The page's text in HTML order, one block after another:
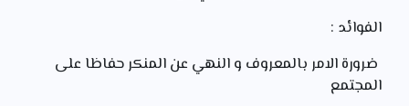
الفوائد :
ضرورة الامر بالمعروف و النهي عن المنكر حفاظا على
المجتمع